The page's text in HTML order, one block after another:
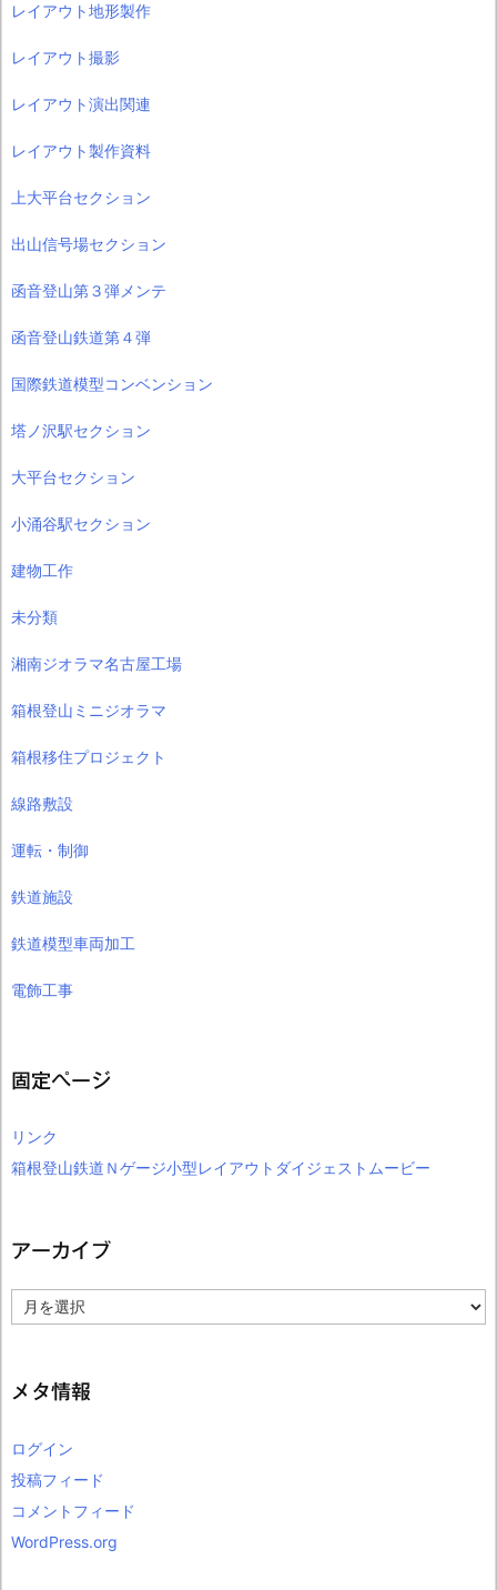
レイアウト地形製作
レイアウト撮影
レイアウト演出関連
レイアウト製作資料
上大平台セクション
出山信号場セクション
函音登山第３弾メンテ
函音登山鉄道第４弾
国際鉄道模型コンベンション
塔ノ沢駅セクション
大平台セクション
小涌谷駅セクション
建物工作
未分類
湘南ジオラマ名古屋工場
箱根登山ミニジオラマ
箱根移住プロジェクト
線路敷設
運転・制御
鉄道施設
鉄道模型車両加工
電飾工事
固定ページ
リンク
箱根登山鉄道Ｎゲージ小型レイアウトダイジェストムービー
アーカイブ
ー
ブ
メタ情報
ログイン
投稿フィード
コメントフィード
WordPress.org